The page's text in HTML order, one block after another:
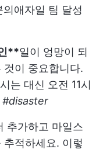
애자일 팀 달성
**일이 엉망이 되
것이 중요합니다.
는 대신 오전 11시
#disaster
추가하고 마일스
적하세요. 이렇